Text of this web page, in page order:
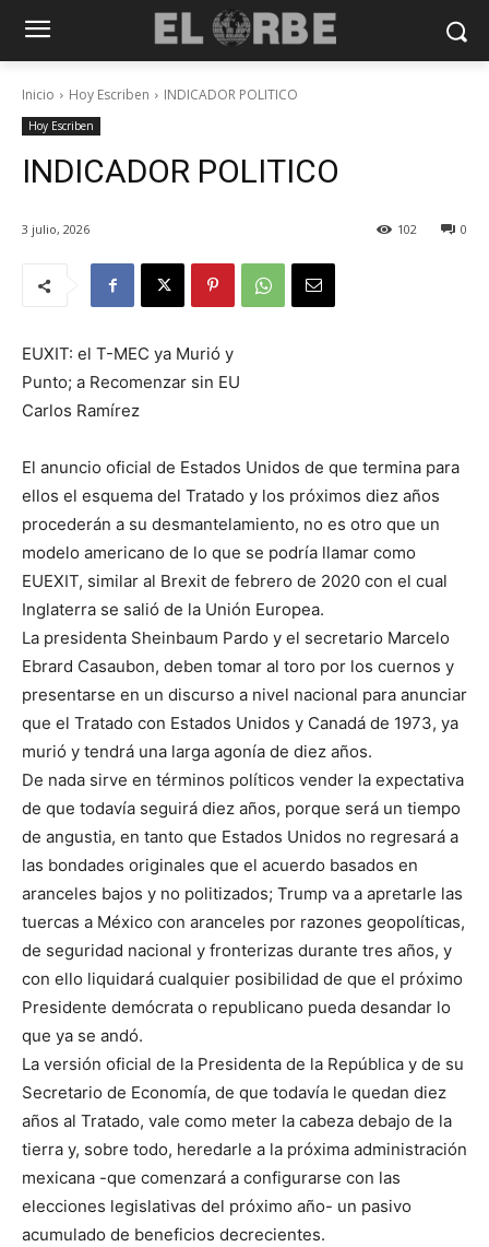
Inicio Hoy Escriben INDICADOR POLITICO
Hoy Escriben
INDICADOR POLITICO
3 julio, 2026 0
102
EUXIT: el T-MEC ya Murió y
Punto; a Recomenzar sin EU
Carlos Ramírez
El anuncio oficial de Estados Unidos de que termina para
ellos el esquema del Tratado y los próximos diez años
procederán a su desmantelamiento, no es otro que un
modelo americano de lo que se podría llamar como
EUEXIT, similar al Brexit de febrero de 2020 con el cual
Inglaterra se salió de la Unión Europea.
La presidenta Sheinbaum Pardo y el secretario Marcelo
Ebrard Casaubon, deben tomar al toro por los cuernos y
presentarse en un discurso a nivel nacional para anunciar
que el Tratado con Estados Unidos y Canadá de 1973, ya
murió y tendrá una larga agonía de diez años.
De nada sirve en términos políticos vender la expectativa
de que todavía seguirá diez años, porque será un tiempo
de angustia, en tanto que Estados Unidos no regresará a
las bondades originales que el acuerdo basados en
aranceles bajos y no politizados; Trump va a apretarle las
tuercas a México con aranceles por razones geopolíticas,
de seguridad nacional y fronterizas durante tres años, y
con ello liquidará cualquier posibilidad de que el próximo
Presidente demócrata o republicano pueda desandar lo
que ya se andó.
La versión oficial de la Presidenta de la República y de su
Secretario de Economía, de que todavía le quedan diez
años al Tratado, vale como meter la cabeza debajo de la
tierra y, sobre todo, heredarle a la próxima administración
mexicana -que comenzará a configurarse con las
elecciones legislativas del próximo año- un pasivo
acumulado de beneficios decrecientes.